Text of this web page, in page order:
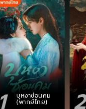
1 บุหงาซ่อนคม
(พากย์ไทย) 2